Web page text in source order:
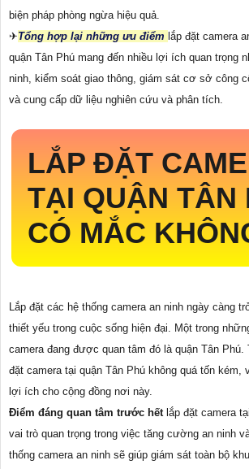
biện pháp phòng ngừa hiệu quả.
✈Tổng hợp lại những ưu điểm lắp đặt camera
quận Tân Phú mang đến nhiều lợi ích quan trọng
ninh, kiểm soát giao thông, giám sát cơ sở công
và cung cấp dữ liệu nghiên cứu và phân tích.
LẮP ĐẶT
TẠI QUẬN TÂN
CÓ MẮC
Lắp đặt các hệ thống camera an ninh ngày càng
thiết yếu trong cuộc sống hiện đại. Một trong
camera đang được quan tâm đó là quận Tân
đặt camera tại quận Tân Phú không quá tốn kém,
lợi ích cho cộng đồng nơi này.
Điểm đáng quan tâm trước hếtlắp đặt camera
vai trò quan trọng trong việc tăng cường an ninh
thống camera an ninh sẽ giúp giám sát toàn bộ